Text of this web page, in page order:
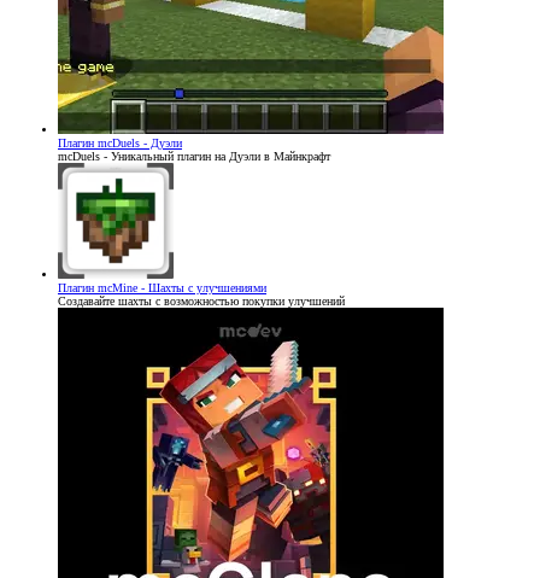
Плагин mcDuels - Дуэли
mcDuels - Уникальный плагин на Дуэли в Майнкрафт
Плагин mcMine - Шахты с улучшениями
Создавайте шахты с возможностью покупки улучшений